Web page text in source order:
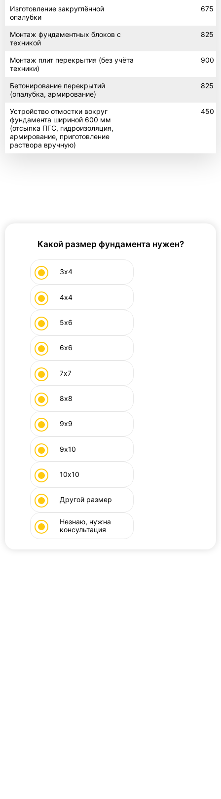
Изготовление закруглённой
опалубки
675
Монтаж фундаментных блоков с
техникой
825
Монтаж плит перекрытия (без учёта
техники)
900
Бетонирование перекрытий
(опалубка, армирование)
825
Устройство отмостки вокруг
фундамента шириной 600 мм
(отсыпка ПГС, гидроизоляция,
армирование, приготовление
раствора вручную)
450
Какой размер фундамента нужен?
3х4
4х4
5х6
6х6
7х7
8х8
9х9
9х10
10х10
Другой размер
Незнаю, нужна
консультация